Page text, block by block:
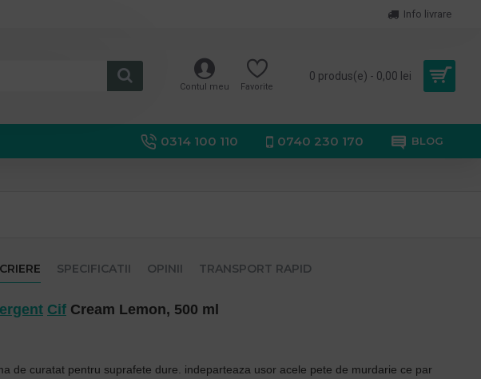
Info livrare
Contul meu Favorite
0 produs(e) - 0,00 lei
0314 100 110 0740 230 170 BLOG
SPECIFICATII OPINII TRANSPORT RAPID
Cif Cream Lemon, 500 ml
de curatat pentru suprafete dure. indeparteaza usor acele pete de murdarie ce par